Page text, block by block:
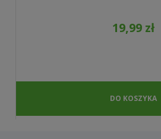
19,99 zł
DO KOSZYKA